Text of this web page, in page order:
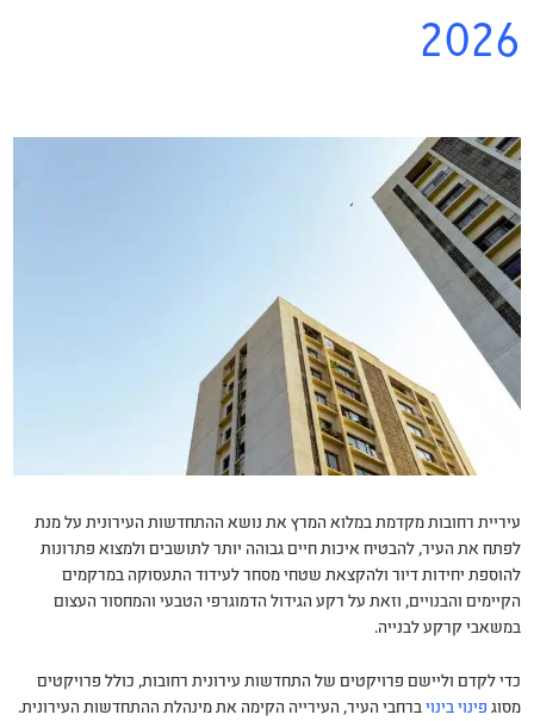
2026
עיריית רחובות מקדמת במלוא המרץ את נושא ההתחדשות העירונית על מנת
לפתח את העיר, להבטיח איכות חיים גבוהה יותר לתושבים ולמצוא פתרונות
להוספת יחידות דיור ולהקצאת שטחי מסחר לעידוד התעסוקה במרקמים
הקיימים והבנויים, וזאת על רקע הגידול הדמוגרפי הטבעי והמחסור העצום
במשאבי קרקע לבנייה.
כדי לקדם וליישם פרויקטים של התחדשות עירונית רחובות, כולל פרויקטים
מסוג פינוי בינוי ברחבי העיר, העירייה הקימה את מינהלת ההתחדשות העירונית.